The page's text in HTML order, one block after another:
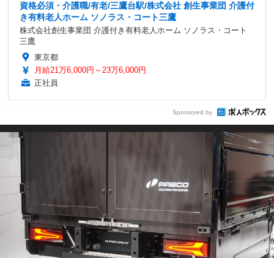
資格必須・介護職/有老/三鷹台駅/株式会社 創生事業団 介護付
き有料老人ホーム ソノラス・コート三鷹
株式会社創生事業団 介護付き有料老人ホーム ソノラス・コート
三鷹
東京都
月給21万6,000円～23万6,000円
正社員
Sponsored by